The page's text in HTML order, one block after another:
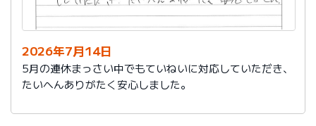
2026年7月14日
5月の連休まっさい中でもていねいに対応していただき、
たいへんありがたく安心しました。